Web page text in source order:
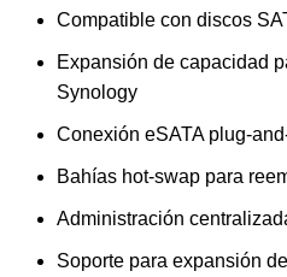
Compatible con discos
Expansión de capacidad
Synology
Conexión eSATA plug-
Bahías hot-swap para
Administración
Soporte para expansión